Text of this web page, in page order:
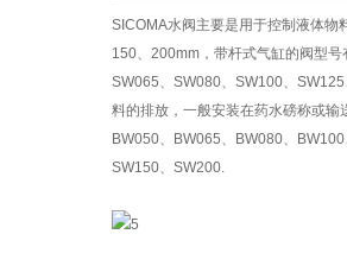
SICOMA水阀主要是用于控制液体
150、200mm，带杆式气缸的阀型
SW065、SW080、SW100、
料的排放，一般安装在药水磅称或
BW050、BW065、BW080、
SW150、SW200.